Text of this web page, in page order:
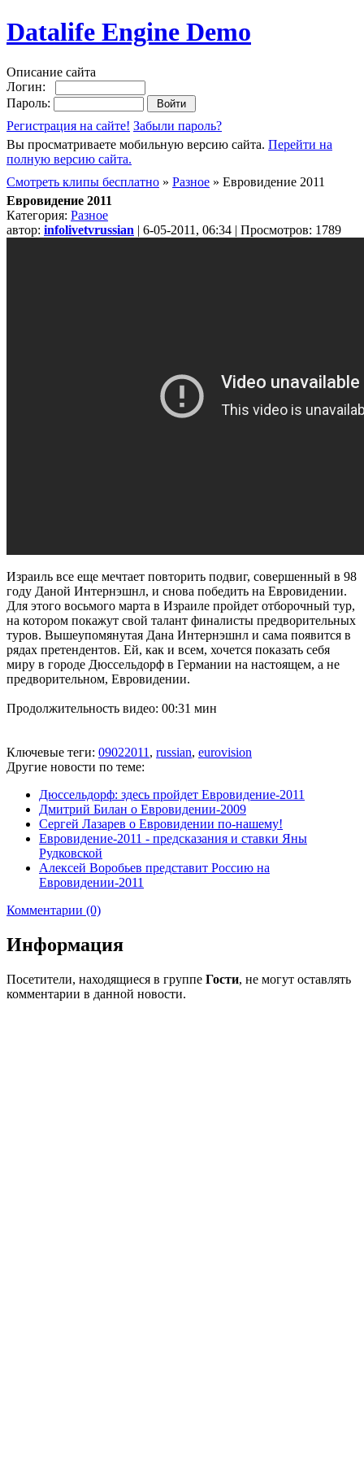
Datalife Engine Demo
Описание сайта
Логин:
Пароль:
Регистрация на сайте! Забыли пароль?
Вы просматриваете мобильную версию сайта. Перейти на
полную версию сайта.
Смотреть клипы бесплатно » Разное » Евровидение 2011
Евровидение 2011
Категория: Разное
автор: infolivetvrussian | 6-05-2011, 06:34 | Просмотров: 1789
Израиль все еще мечтает повторить подвиг, совершенный в 98
году Даной Интернэшнл, и снова победить на Евровидении.
Для этого восьмого марта в Израиле пройдет отборочный тур,
на котором покажут свой талант финалисты предворительных
туров. Вышеупомянутая Дана Интернэшнл и сама появится в
рядах претендентов. Ей, как и всем, хочется показать себя
миру в городе Дюссельдорф в Германии на настоящем, а не
предворительном, Евровидении.
Продолжительность видео: 00:31 мин
Ключевые теги: 09022011 , russian, eurovision
Другие новости по теме:
Дюссельдорф: здесь пройдет Евровидение-2011
Дмитрий Билан о Евровидении-2009
Сергей Лазарев о Евровидении по-нашему!
Евровидение-2011 - предсказания и ставки Яны
Рудковской
Алексей Воробьев представит Россию на
Евровидении-2011
Комментарии (0)
Информация
Посетители, находящиеся в группе Гости, не могут оставлять
комментарии в данной новости.